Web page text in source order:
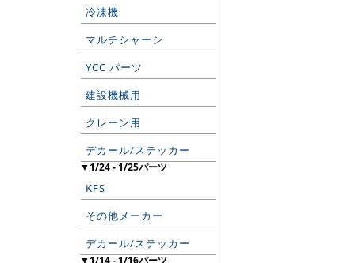
冷凍機
マルチシャーシ
YCC パーツ
建設機械用
クレーン用
デカール/ステッカー
▼1/24 - 1/25パーツ
KFS
その他メーカー
デカール/ステッカー
▼1/14 - 1/16パーツ